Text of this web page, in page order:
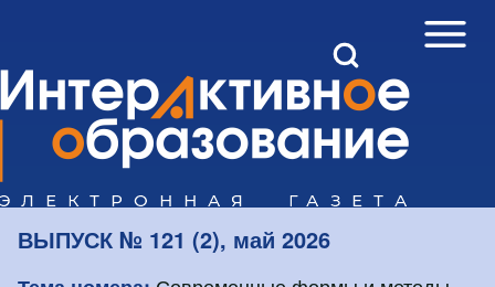
Поиск
Open Sidebar
Open Search Block
ВЫПУСК № 121 (2), май 2026